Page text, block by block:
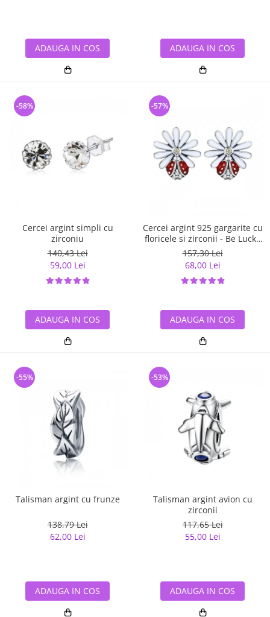
ADAUGA IN COS ADAUGA IN COS
Cercei argint simpli cu
zirconiu
140,43 Lei
59,00 Lei
-58%
ADAUGA IN COS
Cercei argint 925 gargarite cu
floricele si zirconii - Be Lucky
EST0022
157,30 Lei
68,00 Lei
-57%
ADAUGA IN COS
Talisman argint cu frunze
138,79 Lei
62,00 Lei
-55%
ADAUGA IN COS
Talisman argint avion cu
zirconii
117,65 Lei
55,00 Lei
-53%
ADAUGA IN COS